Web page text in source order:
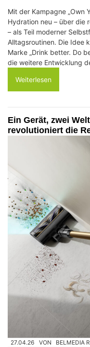
Mit der Kampagne „Own
Hydration neu – über die
– als Teil moderner
Alltagsroutinen. Die Idee
Marke „Drink better. Do
die weitere Entwicklung
Weiterlesen
Ein Gerät, zwei
revolutioniert die
27.04.26 VON BELMEDIA